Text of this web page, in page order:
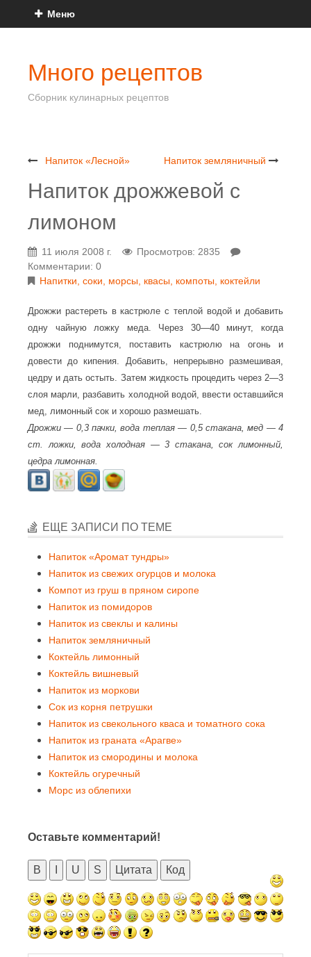
Меню
Много рецептов
Сборник кулинарных рецептов
Напиток «Лесной» Напиток земляничный
Напиток дрожжевой с
лимоном
11 июля 2008 г.
Просмотров: 2835
Комментарии: 0
Напитки, соки, морсы, квасы, компоты, коктейли
Дрожжи растереть в кастрюле с теплой водой и добавить
одну чайную ложку меда. Через 30—40 минут, когда
дрожжи поднимутся, поставить кастрюлю на огонь и
довести до кипения. Добавить, непрерывно размешивая,
цедру и дать остыть. Затем жидкость процедить через 2—3
слоя марли, разбавить холодной водой, ввести оставшийся
мед, лимонный сок и хорошо размешать.
Дрожжи — 0,3 пачки, вода теплая — 0,5 стакана, мед — 4
ст. ложки, вода холодная — 3 стакана, сок лимонный,
цедра лимонная.
ЕЩЕ ЗАПИСИ ПО ТЕМЕ
Напиток «Аромат тундры»
Напиток из свежих огурцов и молока
Компот из груш в пряном сиропе
Напиток из помидоров
Напиток из свеклы и калины
Напиток земляничный
Коктейль лимонный
Коктейль вишневый
Напиток из моркови
Сок из корня петрушки
Напиток из свекольного кваса и томатного сока
Напиток из граната «Арагве»
Напиток из смородины и молока
Коктейль огуречный
Морс из облепихи
Оставьте комментарий!
B U S Цитата Код